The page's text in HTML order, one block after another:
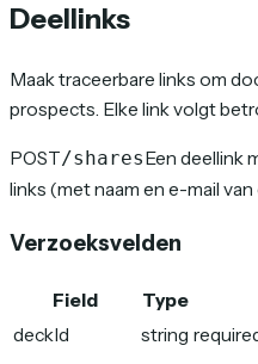
Deellinks
Maak traceerbare links om
prospects. Elke link volgt
POST/sharesEen deellink
links (met naam en e-mail
Verzoeksvelden
Field Type
deckId
string